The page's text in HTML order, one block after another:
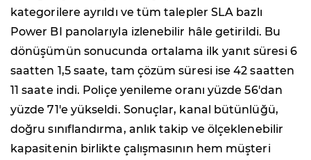
kategorilere ayrıldı ve tüm talepler SLA bazlı
Power BI panolarıyla izlenebilir hâle getirildi. Bu
dönüşümün sonucunda ortalama ilk yanıt süresi 6
saatten 1,5 saate, tam çözüm süresi ise 42 saatten
11 saate indi. Poliçe yenileme oranı yüzde 56'dan
yüzde 71'e yükseldi. Sonuçlar, kanal bütünlüğü,
doğru sınıflandırma, anlık takip ve ölçeklenebilir
kapasitenin birlikte çalışmasının hem müşteri